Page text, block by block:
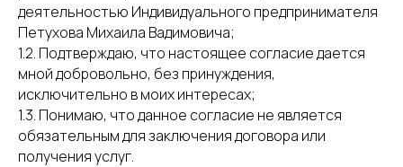
деятельностью Индивидуального предпринимателя
Петухова Михаила Вадимовича;
1.2. Подтверждаю, что настоящее согласие дается
мной добровольно, без принуждения,
исключительно в моих интересах;
1.3. Понимаю, что данное согласие не является
обязательным для заключения договора или
получения услуг.